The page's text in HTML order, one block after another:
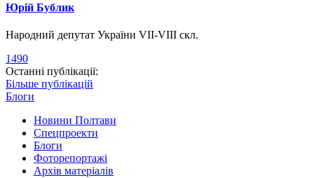
Юрій Бублик
Народний депутат України VII-VIII скл.
1490
Останні публікації:
Більше публікацій
Блоги
Новини Полтави
Спецпроекти
Блоги
Фоторепортажі
Архів матеріалів